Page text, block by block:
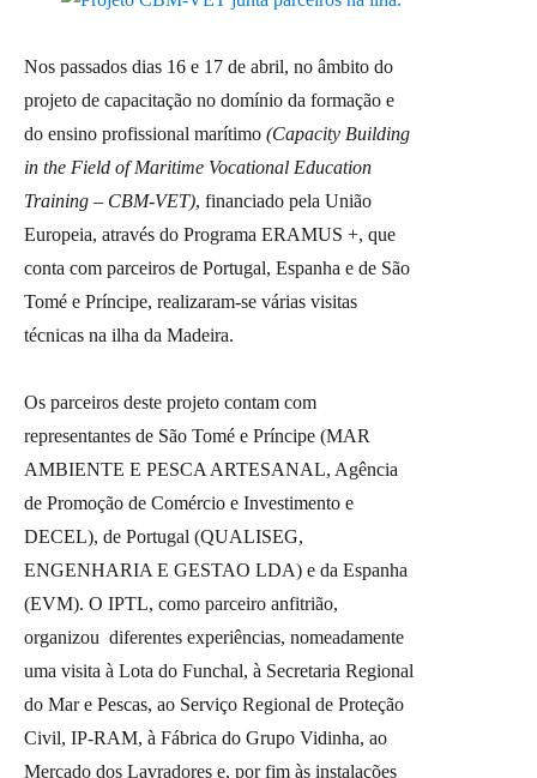
Nos passados dias 16 e 17 de abril, no âmbito do
projeto de capacitação no domínio da formação e
do ensino profissional marítimo (Capacity Building
in the Field of Maritime Vocational Education
Training – CBM-VET), financiado pela União
Europeia, através do Programa ERAMUS +, que
conta com parceiros de Portugal, Espanha e de São
Tomé e Príncipe, realizaram-se várias visitas
técnicas na ilha da Madeira.
Os parceiros deste projeto contam com
representantes de São Tomé e Príncipe (MAR
AMBIENTE E PESCA ARTESANAL, Agência
de Promoção de Comércio e Investimento e
DECEL), de Portugal (QUALISEG,
ENGENHARIA E GESTAO LDA) e da Espanha
(EVM). O IPTL, como parceiro anfitrião,
organizou diferentes experiências, nomeadamente
uma visita à Lota do Funchal, à Secretaria Regional
do Mar e Pescas, ao Serviço Regional de Proteção
Civil, IP-RAM, à Fábrica do Grupo Vidinha, ao
Mercado dos Lavradores e, por fim às instalações